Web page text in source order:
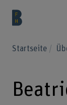
Startseite